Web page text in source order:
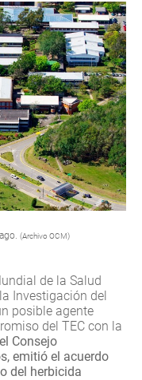
(Archivo OCM)
de la Salud
Investigación del
posible agente
del TEC con la
el Consejo
emitió el acuerdo
del herbicida